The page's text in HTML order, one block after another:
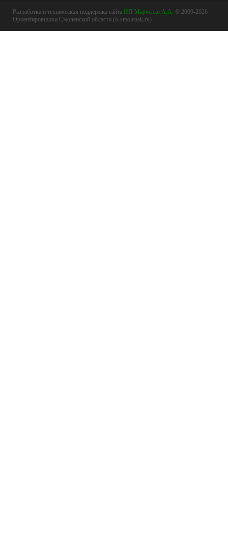
Разработка и техническая поддержка сайта ИП Марченко А.А. © 2009-2026
Ориентировщики Смоленской области (o-smolensk.ru)